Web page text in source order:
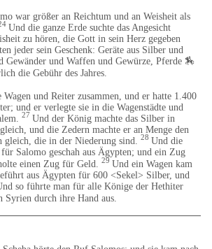
war größer an Reichtum und an Weisheit als
Und die ganze Erde suchte das Angesicht
zu hören, die Gott in sein Herz gegeben
jeder sein Geschenk: Geräte aus Silber und
Gewänder und Waffen und Gewürze, Pferde 🏇
die Gebühr des Jahres.
und Reiter zusammen, und er hatte 1.400
und er verlegte sie in die Wagenstädte und
27Und der König machte das Silber in
und die Zedern machte er an Menge den
gleich, die in der Niederung sind.28Und die
für Salomo geschah aus Ägypten; und ein Zug
einen Zug für Geld.29Und ein Wagen kam
aus Ägypten für 600 <Sekel> Silber, und
so führte man für alle Könige der Hethiter
durch ihre Hand aus.